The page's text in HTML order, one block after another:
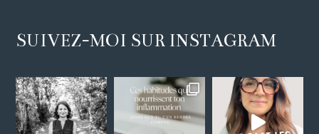
SUIVEZ-MOI SUR INSTAGRAM